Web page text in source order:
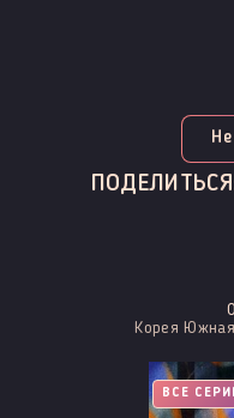
Корея
ВСЕ